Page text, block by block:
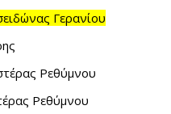
Γερανίου
Ρεθύμνου
Ρεθύμνου